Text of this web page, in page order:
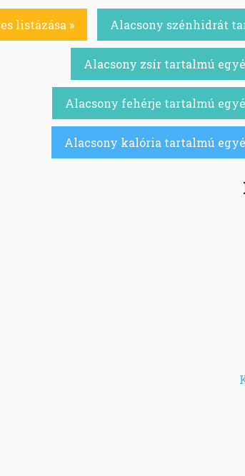
listázása » Alacsony szénhidrát
Alacsony zsír tartalmú
Alacsony fehérje tartalmú
Alacsony kalória tartalmú